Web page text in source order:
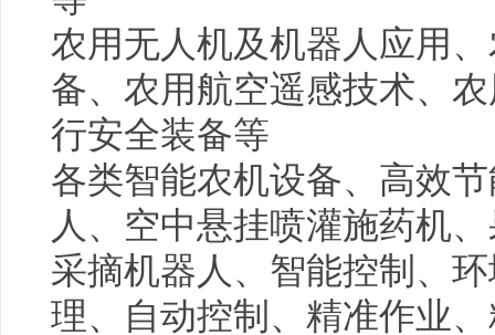
农用无人机及机器人应用
备、农用航空遥感技术、
行安全装备等
各类智能农机设备、高效
人、空中悬挂喷灌施药机
采摘机器人、智能控制、
理、自动控制、精准作业